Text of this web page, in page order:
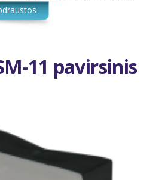
11 pavirsinis